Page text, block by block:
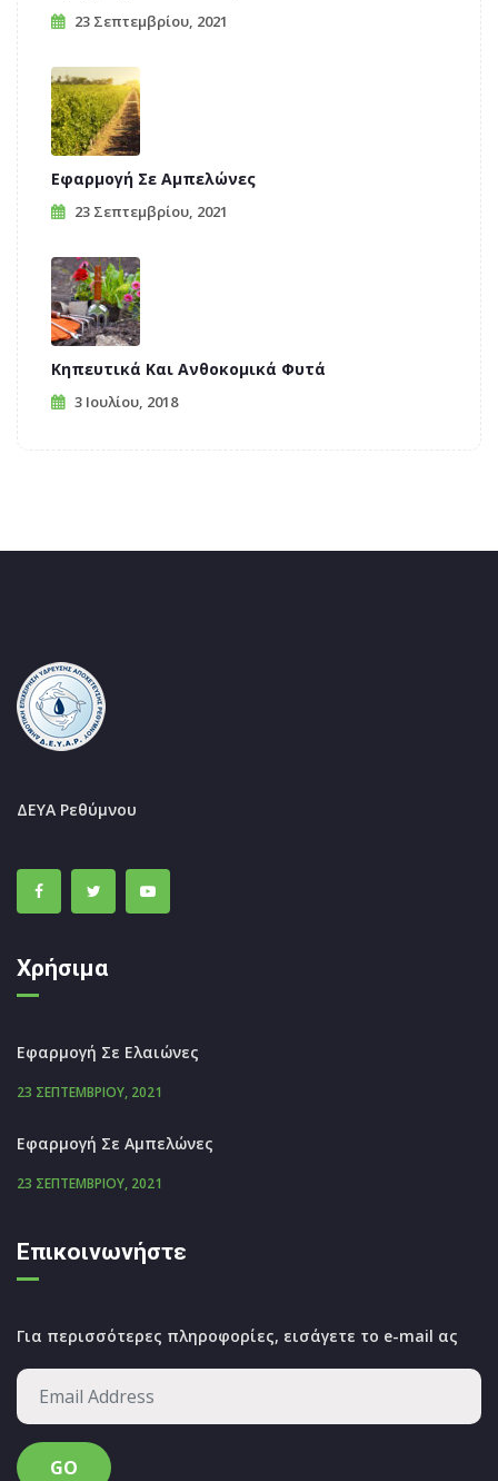
23 Σεπτεμβρίου, 2021
Εφαρμογή Σε Αμπελώνες
23 Σεπτεμβρίου, 2021
Κηπευτικά Και Ανθοκομικά Φυτά
3 Ιουλίου, 2018
ΔΕΥΑ Ρεθύμνου
Χρήσιμα
Εφαρμογή Σε Ελαιώνες
23 ΣΕΠΤΕΜΒΡΊΟΥ, 2021
Εφαρμογή Σε Αμπελώνες
23 ΣΕΠΤΕΜΒΡΊΟΥ, 2021
Επικοινωνήστε
Για περισσότερες πληροφορίες, εισάγετε το e-mail ας